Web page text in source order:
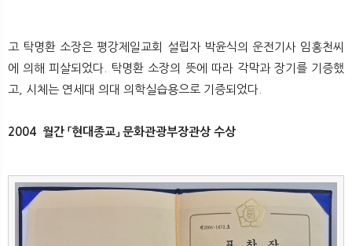
고 탁명환 소장은 평강제일교회 설립자 박윤식의 운전기사 임홍천씨
에 의해 피살되었다. 탁명환 소장의 뜻에 따라 각막과 장기를 기증했
고, 시체는 연세대 의대 의학실습용으로 기증되었다.
2004 월간 「현대종교」 문화관광부장관상 수상